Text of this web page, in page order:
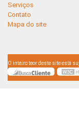
Serviços
Contato
Mapa do site
O inteiro teor deste site está